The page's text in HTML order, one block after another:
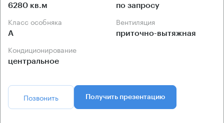
6280 кв.м по запросу
Класс особняка
А
Вентиляция
приточно-вытяжная
Кондиционирование
центральное
Позвонить Получить презентацию